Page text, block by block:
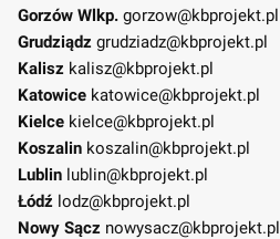
Gorzów Wlkp. gorzow@kbprojekt.pl
Grudziądz grudziadz@kbprojekt.pl
Kalisz kalisz@kbprojekt.pl
Katowice katowice@kbprojekt.pl
Kielce kielce@kbprojekt.pl
Koszalin koszalin@kbprojekt.pl
Lublin lublin@kbprojekt.pl
Łódź lodz@kbprojekt.pl
Nowy Sącz nowysacz@kbprojekt.pl